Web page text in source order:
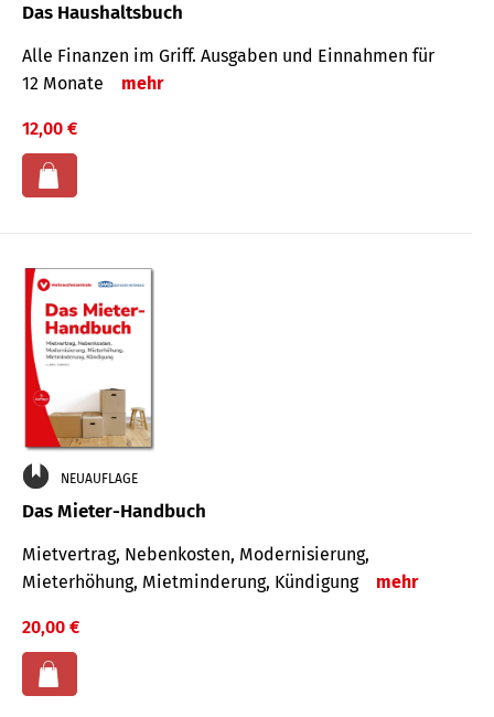
Das Haushaltsbuch
Alle Finanzen im Griff. Aus­gaben und Ein­nahmen für
12 Monate
mehr
12,00 €
NEUAUFLAGE
Das Mieter-Handbuch
Mietvertrag, Nebenkosten, Modernisierung,
Mieterhöhung, Mietminderung, Kündigung
mehr
20,00 €